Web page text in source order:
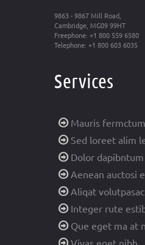
9863 - 9867 Mill Road,
Cambridge, MG09 99HT
Freephone: +1 800 559 6580
Telephone: +1 800 603 6035
Services
Mauris fermctum
Sed loreet alim
Dolor
Aenean auctosi
Aliqat
Integer rute
Que eget ma at
Vivas eget nibh